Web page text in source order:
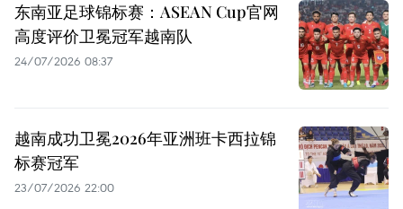
东南亚足球锦标赛：ASEAN Cup官网
高度评价卫冕冠军越南队
24/07/2026 08:37
越南成功卫冕2026年亚洲班卡西拉锦
标赛冠军
23/07/2026 22:00